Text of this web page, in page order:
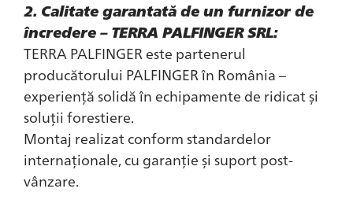
2. Calitate garantată de un furnizor de
încredere – TERRA PALFINGER SRL:
TERRA PALFINGER este partenerul
producătorului PALFINGER în România –
experiență solidă în echipamente de ridicat și
soluții forestiere.
Montaj realizat conform standardelor
internaționale, cu garanție și suport post-
vânzare.